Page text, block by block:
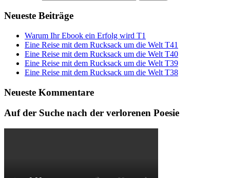
Neueste Beiträge
Warum Ihr Ebook ein Erfolg wird T1
Eine Reise mit dem Rucksack um die Welt T41
Eine Reise mit dem Rucksack um die Welt T40
Eine Reise mit dem Rucksack um die Welt T39
Eine Reise mit dem Rucksack um die Welt T38
Neueste Kommentare
Auf der Suche nach der verlorenen Poesie